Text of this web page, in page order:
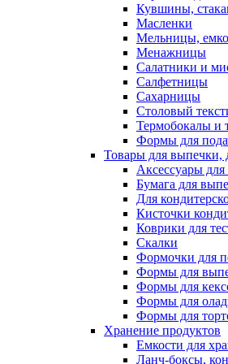
Кувшины,
Масленки
Мельницы,
Менажницы
Салатники и
Салфетницы
Сахарницы
Столовый
Термобокалы и
Формы для
Товары для выпечки,
Аксессуары
Бумага для
Для
Кисточки
Коврики для
Скалки
Формочки для
Формы для
Формы для
Формы для
Формы для
Хранение продуктов
Емкости для
Ланч-боксы,